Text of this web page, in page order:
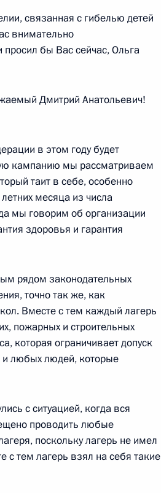
года
связанная с гибелью детей
внимательно
просил бы Вас сейчас, Ольга
Дмитрий Анатольевич!
в этом году будет
кампанию мы рассматриваем
таит в себе, особенно
месяца из числа
мы говорим об организации
здоровья и гарантия
рядом законодательных
точно так же, как
Вместе с тем каждый лагерь
пожарных и строительных
которая ограничивает допуск
и любых людей, которые
с ситуацией, когда вся
проводить любые
поскольку лагерь не имел
с тем лагерь взял на себя такие